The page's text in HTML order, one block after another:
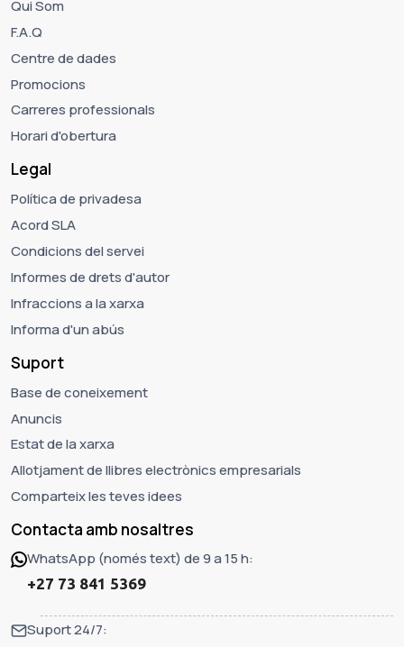
Qui Som
F.A.Q
Centre de dades
Promocions
Carreres professionals
Horari d'obertura
Legal
Política de privadesa
Acord SLA
Condicions del servei
Informes de drets d'autor
Infraccions a la xarxa
Informa d'un abús
Suport
Base de coneixement
Anuncis
Estat de la xarxa
Allotjament de llibres electrònics empresarials
Comparteix les teves idees
Contacta amb nosaltres
WhatsApp (només text) de 9 a 15 h:
+27 73 841 5369
Suport 24/7: